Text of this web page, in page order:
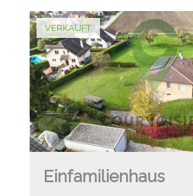
VERKAUFT
Einfamilienhaus